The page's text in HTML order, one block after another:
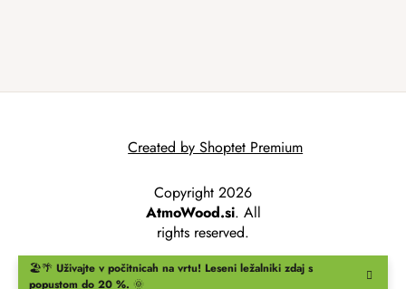
🏖️🌴 Uživajte v počitnicah na vrtu! Leseni ležalniki zdaj s
popustom do 20 %. 🌞
Created by Shoptet Premium
Copyright 2026
AtmoWood.si. All
rights reserved.